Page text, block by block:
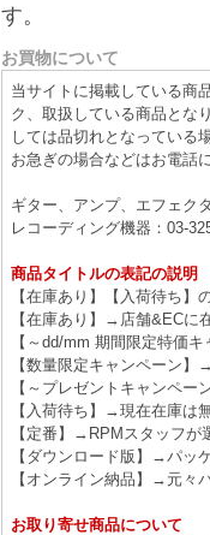
す。
お買物について
当サイトに掲載している商
ク、取扱している商品とな
しては品切れとなっている
お急ぎの場合などはお電話
ギター、アンプ、エフェク
レコーディング機器：03-
商品タイトルの表記の説明
【在庫あり】【入荷待ち】
【在庫あり】→店舗&ECに
【～dd/mm 期間限定特価
【数量限定キャンペーン
【～プレゼントキャンペ
【入荷待ち】→現在在庫は
【定番】→RPMスタッフが
【ダウンロード版】→パッ
【オンライン納品】→元々
お取り寄せ商品について